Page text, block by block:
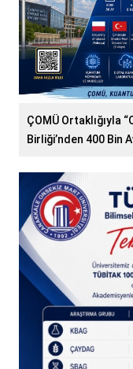
ÇOMÜ Ortaklığıyla
Birliği’nden 400 Bin